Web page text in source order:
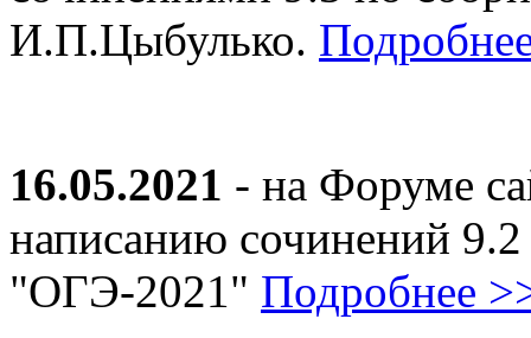
И.П.Цыбулько.
16.05.2021 - на Форуме
написанию сочинений
"ОГЭ-2021" Подробнее